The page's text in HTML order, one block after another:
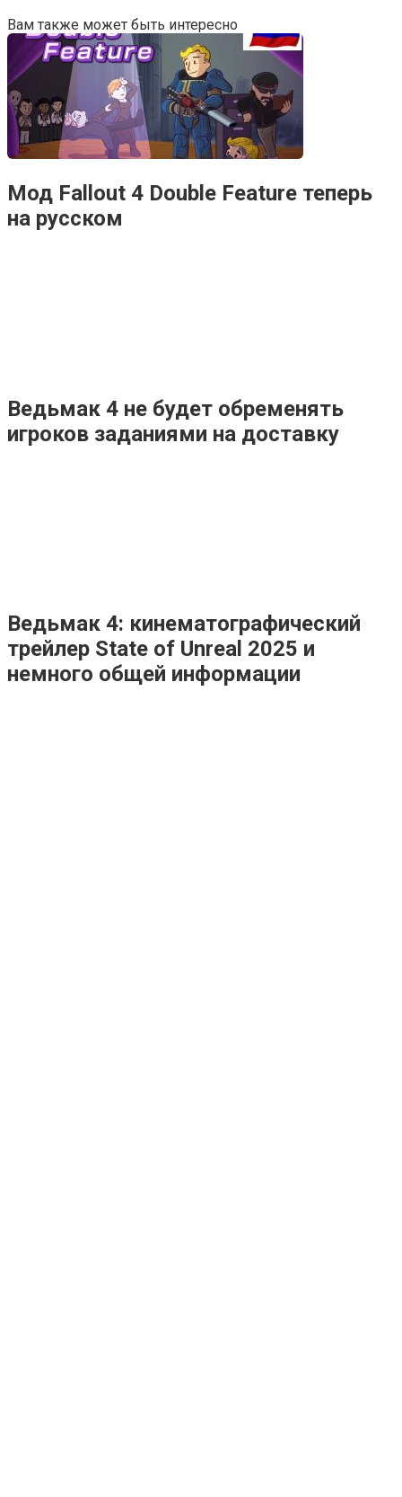
Вам также может быть интересно
Мод Fallout 4 Double Feature теперь
на русском
Ведьмак 4 не будет обременять
игроков заданиями на доставку
Ведьмак 4: кинематографический
трейлер State of Unreal 2025 и
немного общей информации